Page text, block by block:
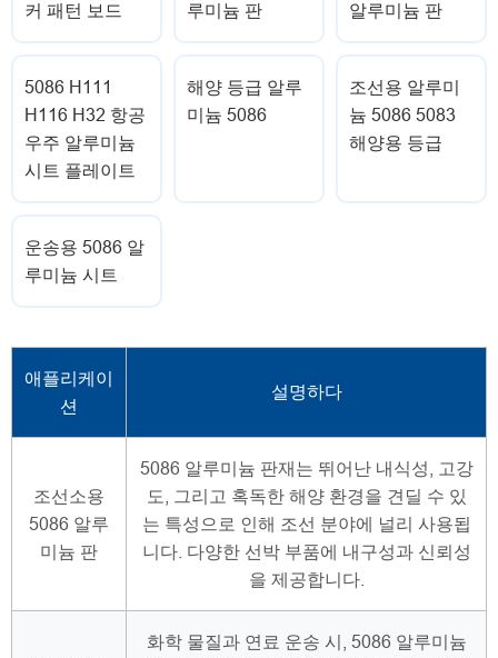
커 패턴 보드
루미늄 판
알루미늄 판
5086 H111
H116 H32 항공
우주 알루미늄
시트 플레이트
해양 등급 알루
미늄 5086
조선용 알루미
늄 5086 5083
해양용 등급
운송용 5086 알
루미늄 시트
애플리케이
션
설명하다
조선소용
5086 알루
미늄 판
5086 알루미늄 판재는 뛰어난 내식성, 고강
도, 그리고 혹독한 해양 환경을 견딜 수 있
는 특성으로 인해 조선 분야에 널리 사용됩
니다. 다양한 선박 부품에 내구성과 신뢰성
을 제공합니다.
화학 물질과 연료 운송 시, 5086 알루미늄